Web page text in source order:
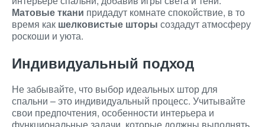
Матовые ткани придадут комнате спокойствие, в то
время как шелковистые шторы создадут атмосферу
роскоши и уюта.
Индивидуальный подход
Не забывайте, что выбор идеальных штор для
спальни – это индивидуальный процесс. Учитывайте
свои предпочтения, особенности интерьера и